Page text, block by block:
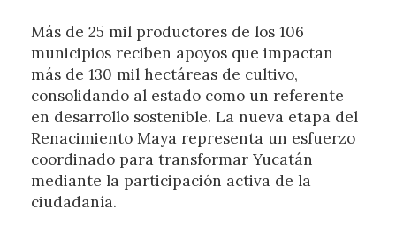
Más de 25 mil productores de los 106
municipios reciben apoyos que impactan
más de 130 mil hectáreas de cultivo,
consolidando al estado como un referente
en desarrollo sostenible. La nueva etapa del
Renacimiento Maya representa un esfuerzo
coordinado para transformar Yucatán
mediante la participación activa de la
ciudadanía.